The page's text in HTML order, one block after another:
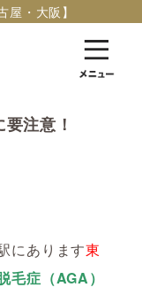
・大阪】
注意！
にあります東
毛症（AGA）